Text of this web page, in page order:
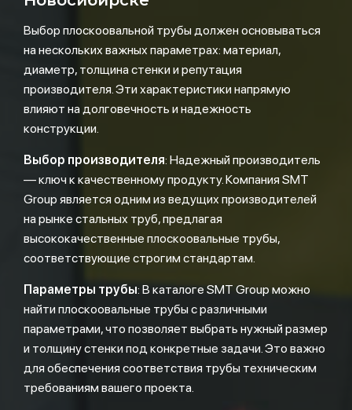
Выбор плоскоовальной трубы должен основываться
на нескольких важных параметрах: материал,
диаметр, толщина стенки и репутация
производителя. Эти характеристики напрямую
влияют на долговечность и надежность
конструкции.
Выбор производителя: Надежный производитель
— ключ к качественному продукту. Компания SMT
Group является одним из ведущих производителей
на рынке стальных труб, предлагая
высококачественные плоскоовальные трубы,
соответствующие строгим стандартам.
Параметры трубы: В каталоге SMT Group можно
найти плоскоовальные трубы с различными
параметрами, что позволяет выбрать нужный размер
и толщину стенки под конкретные задачи. Это важно
для обеспечения соответствия трубы техническим
требованиям вашего проекта.